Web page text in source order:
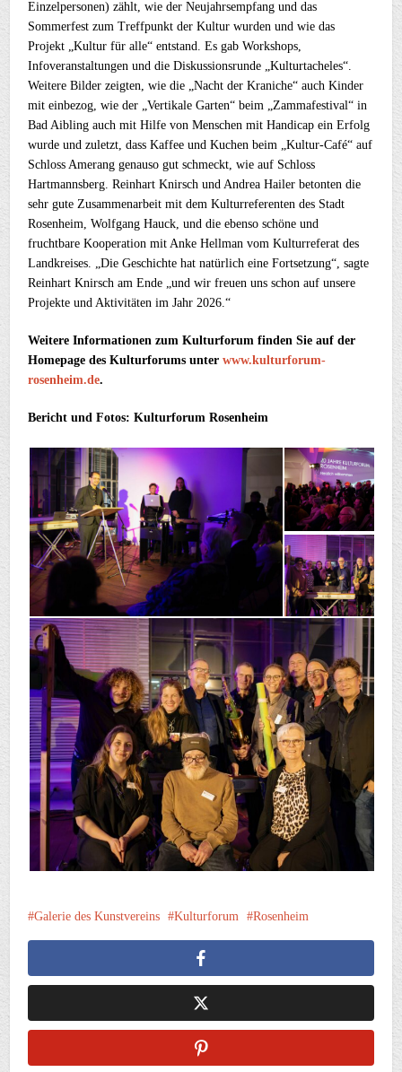
Einzelpersonen) zählt, wie der Neujahrsempfang und das
Sommerfest zum Treffpunkt der Kultur wurden und wie das
Projekt „Kultur für alle“ entstand. Es gab Workshops,
Infoveranstaltungen und die Diskussionsrunde „Kulturtacheles“.
Weitere Bilder zeigten, wie die „Nacht der Kraniche“ auch Kinder
mit einbezog, wie der „Vertikale Garten“ beim „Zammafestival“ in
Bad Aibling auch mit Hilfe von Menschen mit Handicap ein Erfolg
wurde und zuletzt, dass Kaffee und Kuchen beim „Kultur-Café“ auf
Schloss Amerang genauso gut schmeckt, wie auf Schloss
Hartmannsberg. Reinhart Knirsch und Andrea Hailer betonten die
sehr gute Zusammenarbeit mit dem Kulturreferenten des Stadt
Rosenheim, Wolfgang Hauck, und die ebenso schöne und
fruchtbare Kooperation mit Anke Hellman vom Kulturreferat des
Landkreises. „Die Geschichte hat natürlich eine Fortsetzung“, sagte
Reinhart Knirsch am Ende „und wir freuen uns schon auf unsere
Projekte und Aktivitäten im Jahr 2026.“
Weitere Informationen zum Kulturforum finden Sie auf der
Homepage des Kulturforums unterwww.kulturforum-
rosenheim.de.
Bericht und Fotos: Kulturforum Rosenheim
Galerie des Kunstvereins Kulturforum Rosenheim